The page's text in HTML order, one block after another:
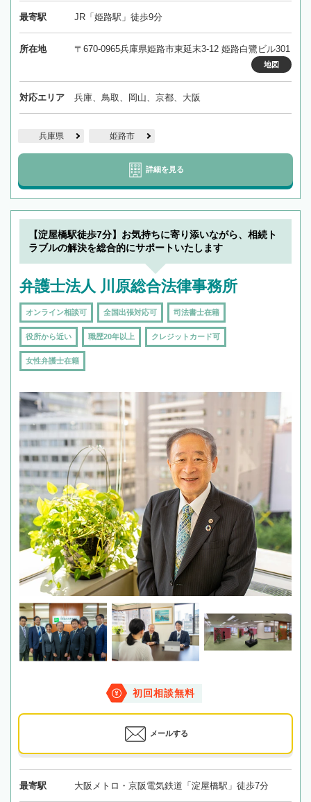
最寄駅 JR「姫路駅」徒歩9分
所在地 〒670-0965兵庫県姫路市東延末3-12 姫路白鷺ビル301
地図
対応エリア 兵庫、鳥取、岡山、京都、大阪
兵庫県 姫路市
詳細を見る
【淀屋橋駅徒歩7分】お気持ちに寄り添いながら、相続ト
ラブルの解決を総合的にサポートいたします
弁護士法人 川原総合法律事務所
オンライン相談可 全国出張対応可 司法書士在籍
役所から近い 職歴20年以上 クレジットカード可
女性弁護士在籍
初回相談無料
メールする
最寄駅 大阪メトロ・京阪電気鉄道「淀屋橋駅」徒歩7分